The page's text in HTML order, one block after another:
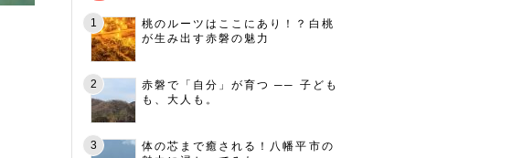
桃のルーツはここにあり！？白桃
が生み出す赤磐の魅力
赤磐で「自分」が育つ ── 子ども
も、大人も。
体の芯まで癒される！八幡平市の